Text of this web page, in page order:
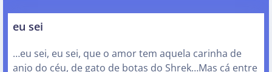
eu sei
…eu sei, eu sei, que o amor tem aquela carinha de
anjo do céu, de gato de botas do Shrek…Mas cá entre